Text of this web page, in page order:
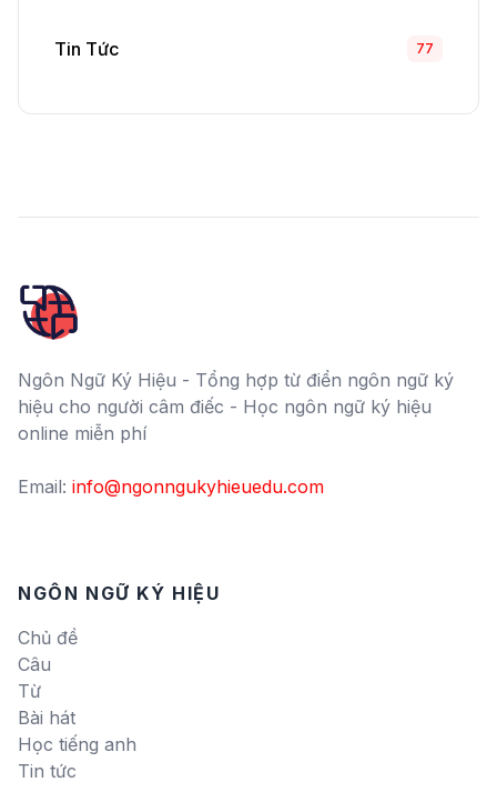
Tin Tức 77
Ngôn Ngữ Ký Hiệu - Tổng hợp từ điển ngôn ngữ ký
hiệu cho người câm điếc - Học ngôn ngữ ký hiệu
online miễn phí
Email: info@ngonngukyhieuedu.com
NGÔN NGỮ KÝ HIỆU
Chủ đề
Câu
Từ
Bài hát
Học tiếng anh
Tin tức